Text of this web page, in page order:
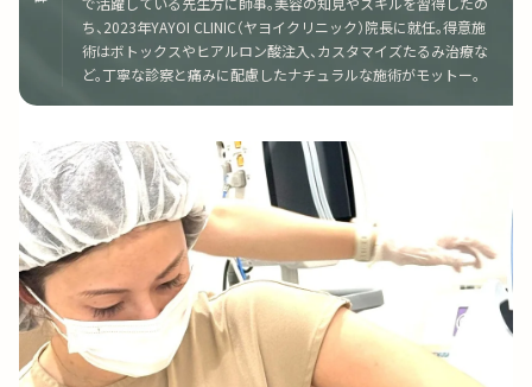
ち、2023年YAYOI CLINIC（ヤヨイクリニック）院長に就任。得意施
術はボトックスやヒアルロン酸注入、カスタマイズたるみ治療な
ど。丁寧な診察と痛みに配慮したナチュラルな施術がモットー。